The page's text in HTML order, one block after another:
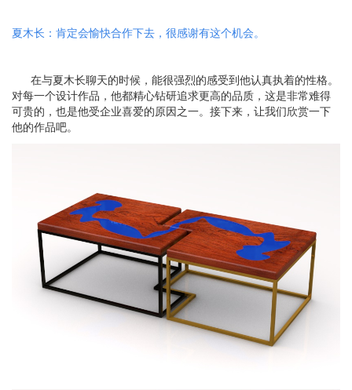
夏木长： 肯定会愉快合作下去，很感谢有这个机会 。
在与夏木长聊天的时候，能很强烈的感受到他认真执着的性格。
对每一个设计作品，他都精心钻研追求更高的品质，这是非常难得
可贵的，也是他受企业喜爱的原因之一。接下来，让我们欣赏一下
他的作品吧。